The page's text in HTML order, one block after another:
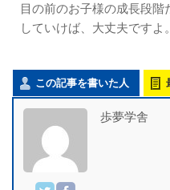
目の前のお子様の成長段
していけば、大丈夫ですよ。
この記事を書いた人
歩夢学舎